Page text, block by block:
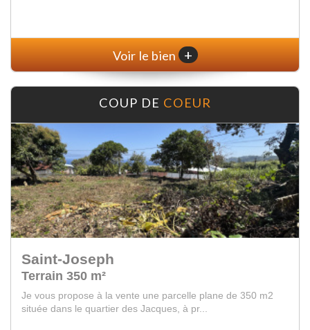
Voir le bien +
COUP DE COEUR
Saint-Joseph
Terrain 350 m²
Je vous propose à la vente une parcelle plane de 350 m2
située dans le quartier des Jacques, à pr...